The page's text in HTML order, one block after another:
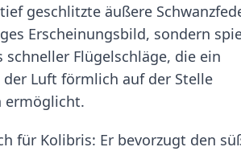
geschlitzte äußere
Erscheinungsbild, sondern
Flügelschläge, die ein
Luft förmlich auf der Stelle
ermöglicht.
für Kolibris: Er bevorzugt den